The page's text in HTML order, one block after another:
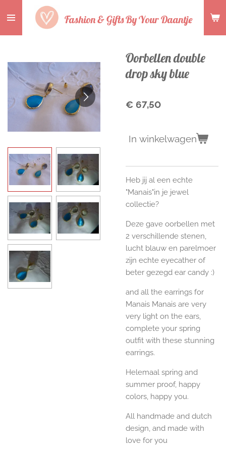
direct
naar
Fashion & Gifts By Your Daantje
Oorbellen double
drop sky blue
€ 67,50
In winkelwagen
Heb jij al een echte
"Manais"in je jewel
collectie?
Deze gave oorbellen met
2 verschillende stenen,
lucht blauw en parelmoer
zijn echte eyecather of
beter gezegd ear candy :)
and all the earrings for
Manais Manais are very
very light on the ears,
complete your spring
outfit with these stunning
earrings.
Helemaal spring and
summer proof, happy
colors, happy you.
All handmade and dutch
design, and made with
love for you